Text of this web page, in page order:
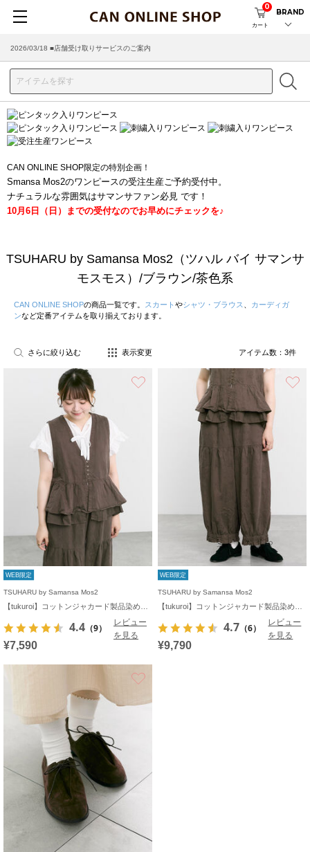
カート
0
BRAND
2026/03/18 ■店舗受け取りサービスのご案内
CAN ONLINE SHOP限定の特別企画！
Smansa Mos2のワンピースの受注生産ご予約受付中。
ナチュラルな雰囲気はサマンサファン必見 です！
10月6日（日）までの受付なのでお早めにチェックを♪
TSUHARU by Samansa Mos2（ツハル バイ サマンサ
モスモス）/ブラウン/茶色系
CAN ONLINE SHOPの商品一覧です。 スカート やシャツ・ブラウス
カーディガ
ンなど定番アイテムを取り揃えております。
さらに絞り込む 表示変更 アイテム数： 3件
WEB限定
TSUHARU by Samansa Mos2
4.4 （9）
レビュー
を見る
¥7,590
WEB限定
TSUHARU by Samansa Mos2
4.7 （6）
レビュー
を見る
¥9,790